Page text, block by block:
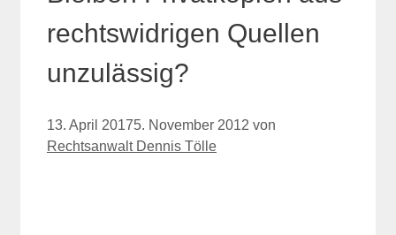
rechtswidrigen Quellen
unzulässig?
13. April 20175. November 2012 von
Rechtsanwalt Dennis Tölle